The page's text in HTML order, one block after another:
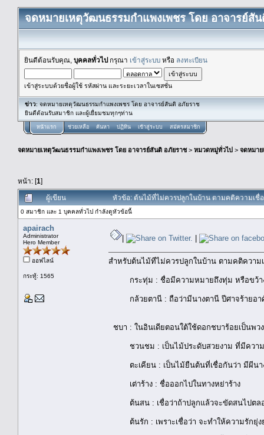
จดหมายเหตุวัฒนธรรมกำแพงเพชร โดย อาจารย์สั
ยินดีต้อนรับคุณ, บุคคลทั่วไปกรุณา เข้าสู่ระบบ หรือ ลงทะเบียน
เข้าสู่ระบบด้วยชื่อผู้ใช้ รหัสผ่าน และระยะเวลาในเซสชั่น
ข่าว: จดหมายเหตุวัฒนธรรมกำแพงเพชร โดย อาจารย์สันติ อภัยราช
ยินดีต้อนรับสมาชิก และผู้เยื่ยมชมทุกๆท่าน
หน้าแรก ช่วยเหลือ ค้นหา ปฏิทิน เข้าสู่ระบบ สมัครสมาชิก
จดหมายเหตุวัฒนธรรมกำแพงเพชร โดย อาจารย์สันติ อภัยราช> หมวดหมู่ทั่วไป > จดหมา
หน้า: [1]
ผู้เขียน หัวข้อ: ต้นไม้ที่ไม่ควรปลูกในบ้าน ตามคติความเชื่
0 สมาชิก และ 1 บุคคลทั่วไป กำลังดูหัวข้อนี้
apairach
Administrator
Hero Member
ออฟไลน์
กระทู้: 1565
| |
สำหรับต้นไม้ที่ไม่ควรปลูกในบ้าน ตามคติควา
กระทุ่ม : ชื่อมีความหมายถึงทุ่ม หรือขว้า
กล้วยตานี : ถือว่ามีนางตานี ปีศาจร้ายอา
ชบา : ในอินเดียตอนใต้ใช้ดอกชบาร้อยเป็นพ
ชวนชม : เป็นไม้ประดับสวยงาม ที่มีความ
ตะเคียน : เป็นไม้ยืนต้นที่เชื่อกันว่า มีผีนา
เต่าร้าง : ชื่อออกไปในทางหย่าร้าง
ต้นสน : เชื่อว่าถ้าปลูกแล้วจะขัดสนไปตล
ต้นรัก : เพราะเชื่อว่า จะทำให้ความรักยุ่งย